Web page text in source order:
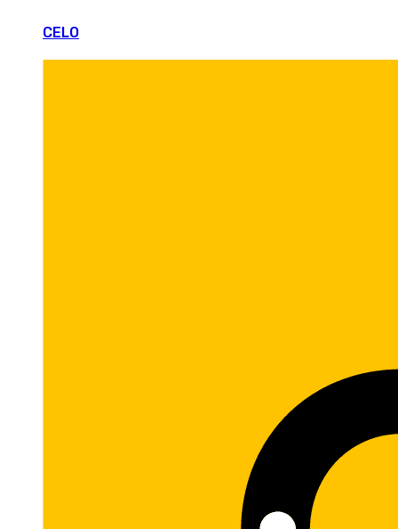
CELO